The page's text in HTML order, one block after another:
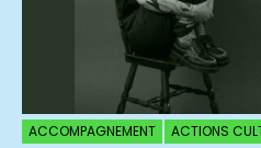
ACCOMPAGNEMENT ACTIONS